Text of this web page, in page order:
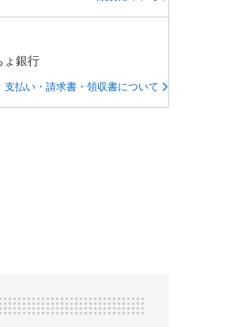
ょ銀行
支払い・請求書・領収書について